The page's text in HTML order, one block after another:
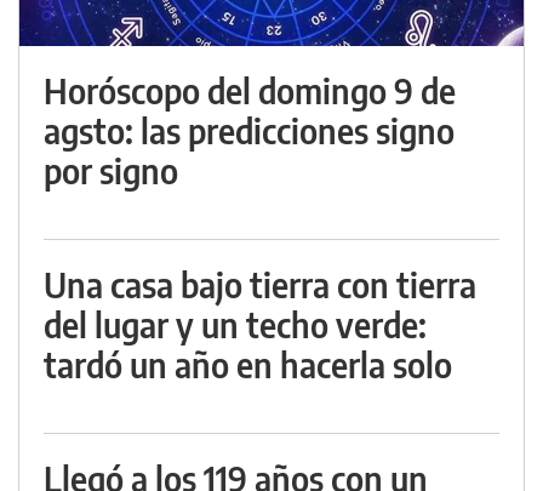
Horóscopo del domingo 9 de
agsto: las predicciones signo
por signo
Una casa bajo tierra con tierra
del lugar y un techo verde:
tardó un año en hacerla solo
Llegó a los 119 años con un